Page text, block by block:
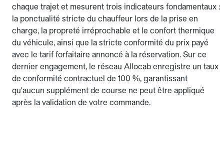
chaque trajet et mesurent trois indicateurs fondamentaux :
la ponctualité stricte du chauffeur lors de la prise en
charge, la propreté irréprochable et le confort thermique
du véhicule, ainsi que la stricte conformité du prix payé
avec le tarif forfaitaire annoncé à la réservation. Sur ce
dernier engagement, le réseau Allocab enregistre un taux
de conformité contractuel de 100 %, garantissant
qu'aucun supplément de course ne peut être appliqué
après la validation de votre commande.